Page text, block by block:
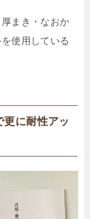
まき・なおか
使用している
に耐性アッ